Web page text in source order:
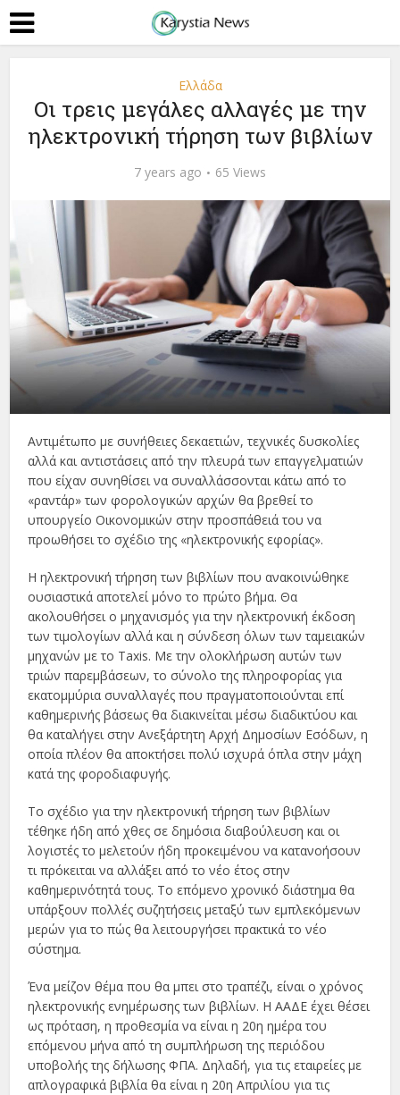
Ελλάδα
Οι τρεις μεγάλες αλλαγές με την
ηλεκτρονική τήρηση των βιβλίων
7 years ago 65 Views
Αντιμέτωπο με συνήθειες δεκαετιών, τεχνικές δυσκολίες
αλλά και αντιστάσεις από την πλευρά των επαγγελματιών
που είχαν συνηθίσει να συναλλάσσονται κάτω από το
«ραντάρ» των φορολογικών αρχών θα βρεθεί το
υπουργείο Οικονομικών στην προσπάθειά του να
προωθήσει το σχέδιο της «ηλεκτρονικής εφορίας».
Η ηλεκτρονική τήρηση των βιβλίων που ανακοινώθηκε
ουσιαστικά αποτελεί μόνο το πρώτο βήμα. Θα
ακολουθήσει ο μηχανισμός για την ηλεκτρονική έκδοση
των τιμολογίων αλλά και η σύνδεση όλων των ταμειακών
μηχανών με το Taxis. Με την ολοκλήρωση αυτών των
τριών παρεμβάσεων, το σύνολο της πληροφορίας για
εκατομμύρια συναλλαγές που πραγματοποιούνται επί
καθημερινής βάσεως θα διακινείται μέσω διαδικτύου και
θα καταλήγει στην Ανεξάρτητη Αρχή Δημοσίων Εσόδων, η
οποία πλέον θα αποκτήσει πολύ ισχυρά όπλα στην μάχη
κατά της φοροδιαφυγής.
Το σχέδιο για την ηλεκτρονική τήρηση των βιβλίων
τέθηκε ήδη από χθες σε δημόσια διαβούλευση και οι
λογιστές το μελετούν ήδη προκειμένου να κατανοήσουν
τι πρόκειται να αλλάξει από το νέο έτος στην
καθημερινότητά τους. Το επόμενο χρονικό διάστημα θα
υπάρξουν πολλές συζητήσεις μεταξύ των εμπλεκόμενων
μερών για το πώς θα λειτουργήσει πρακτικά το νέο
σύστημα.
Ένα μείζον θέμα που θα μπει στο τραπέζι, είναι ο χρόνος
ηλεκτρονικής ενημέρωσης των βιβλίων. Η ΑΑΔΕ έχει θέσει
ως πρόταση, η προθεσμία να είναι η 20η ημέρα του
επόμενου μήνα από τη συμπλήρωση της περιόδου
υποβολής της δήλωσης ΦΠΑ. Δηλαδή, για τις εταιρείες με
απλογραφικά βιβλία θα είναι η 20η Απριλίου για τις